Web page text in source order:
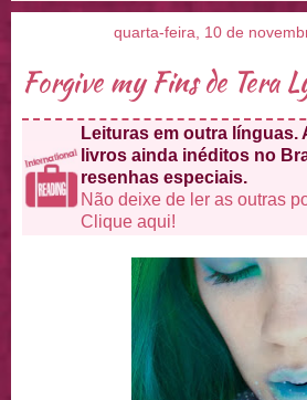
quarta-feira, 10 de
Forgive my Fins de Tera
Leituras em outra línguas.
livros ainda inéditos no
resenhas especiais.
Não deixe de ler as outras
Clique aqui!